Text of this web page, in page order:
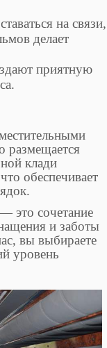
на связи,
делает
приятную
размещается
клади
обеспечивает
это сочетание
и заботы
вы выбираете
уровень